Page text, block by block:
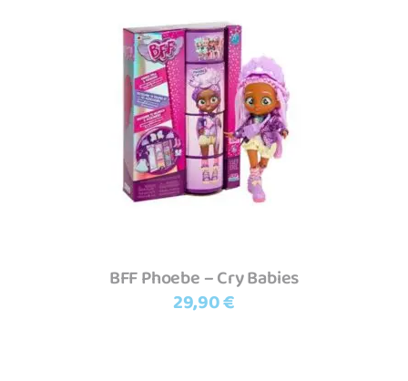
Adicionar
BFF Phoebe – Cry Babies
29,90€